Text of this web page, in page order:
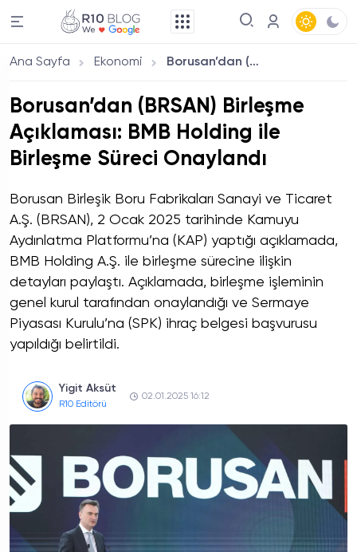
Ana Sayfa Ekonomi Borusan’dan (BRSAN) Birleşme Açıklaması: BMB Holding ile Birleşme Süreci Onaylandı
Borusan’dan (BRSAN) Birleşme
Açıklaması: BMB Holding ile
Birleşme Süreci Onaylandı
Borusan Birleşik Boru Fabrikaları Sanayi ve Ticaret
A.Ş. (BRSAN), 2 Ocak 2025 tarihinde Kamuyu
Aydınlatma Platformu’na (KAP) yaptığı açıklamada,
BMB Holding A.Ş. ile birleşme sürecine ilişkin
detayları paylaştı. Açıklamada, birleşme işleminin
genel kurul tarafından onaylandığı ve Sermaye
Piyasası Kurulu’na (SPK) ihraç belgesi başvurusu
yapıldığı belirtildi.
Yigit Aksüt
R10 Editörü
02.01.2025 16:12